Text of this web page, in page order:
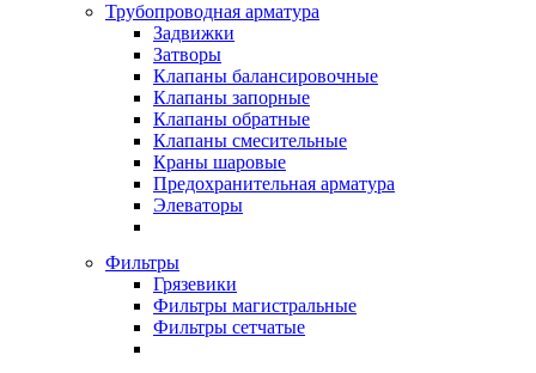
Трубопроводная арматура
Задвижки
Затворы
Клапаны балансировочные
Клапаны запорные
Клапаны обратные
Клапаны смесительные
Краны шаровые
Предохранительная арматура
Элеваторы
Фильтры
Грязевики
Фильтры магистральные
Фильтры сетчатые